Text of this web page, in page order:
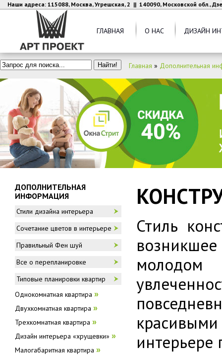
Наши адреса: 115088, Москва, Угрешская, 2 || 140090, Московской обл.,
ГЛАВНАЯ О НАС ДИЗАЙН
Главная » Дополнительная
Стиль
молодом
ДОПОЛНИТЕЛЬНАЯ
ИНФОРМАЦИЯ
Стили дизайна интерьера
Сочетание цветов в интерьере
Правильный Фен шуй
Все о перепланировке
Типовые планировки квартир
Однокомнатная квартира »
Двухкомнатная квартира »
Трехкомнатная квартира »
Дизайн интерьера «хрущевки» »
Малогабаритная квартира »